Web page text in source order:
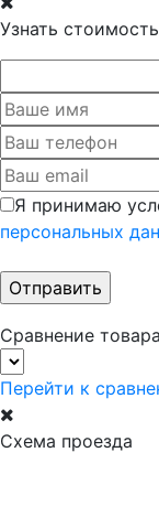
Узнать стоимость
Я принимаю
персональных
Сравнение товара
Перейти к
Схема проезда